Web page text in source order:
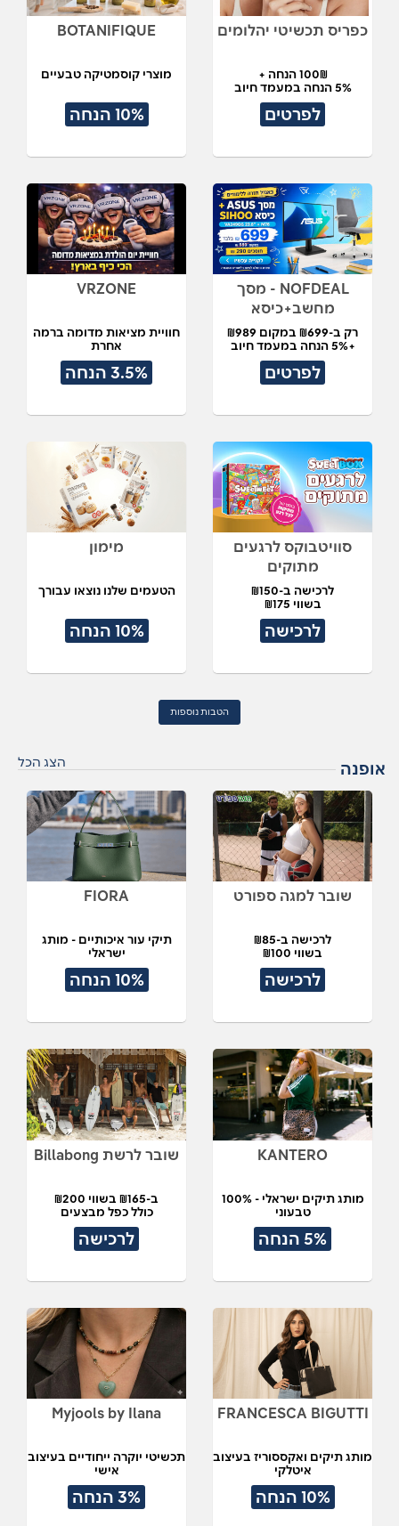
כפריס תכשיטי יהלומים
100₪ הנחה +
5% הנחה במעמד חיוב
לפרטים
BOTANIFIQUE
מוצרי קוסמטיקה טבעיים
10% הנחה
NOFDEAL - מסך
מחשב+כיסא
רק ב-₪699 במקום ₪989
+5% הנחה במעמד חיוב
לפרטים
VRZONE
חוויית מציאות מדומה ברמה
אחרת
3.5% הנחה
סוויטבוקס לרגעים
מתוקים
לרכישה ב-₪150
בשווי ₪175
לרכישה
מימון
הטעמים שלנו נוצאו עבורך
10% הנחה
הטבות נוספות
אופנה הצג הכל
שובר למגה ספורט
לרכישה ב-₪85
בשווי ₪100
לרכישה
FIORA
תיקי עור איכותיים - מותג
ישראלי
10% הנחה
KANTERO
מותג תיקים ישראלי - 100%
טבעוני
תל אביב
5% הנחה
שובר לרשת Billabong
ב-₪165 בשווי ₪200
כולל כפל מבצעים
לרכישה
FRANCESCA BIGUTTI
מותג תיקים ואקססוריז בעיצוב
איטלקי
10% הנחה
Myjools by Ilana
תכשיטי יוקרה ייחודיים בעיצוב
אישי
3% הנחה